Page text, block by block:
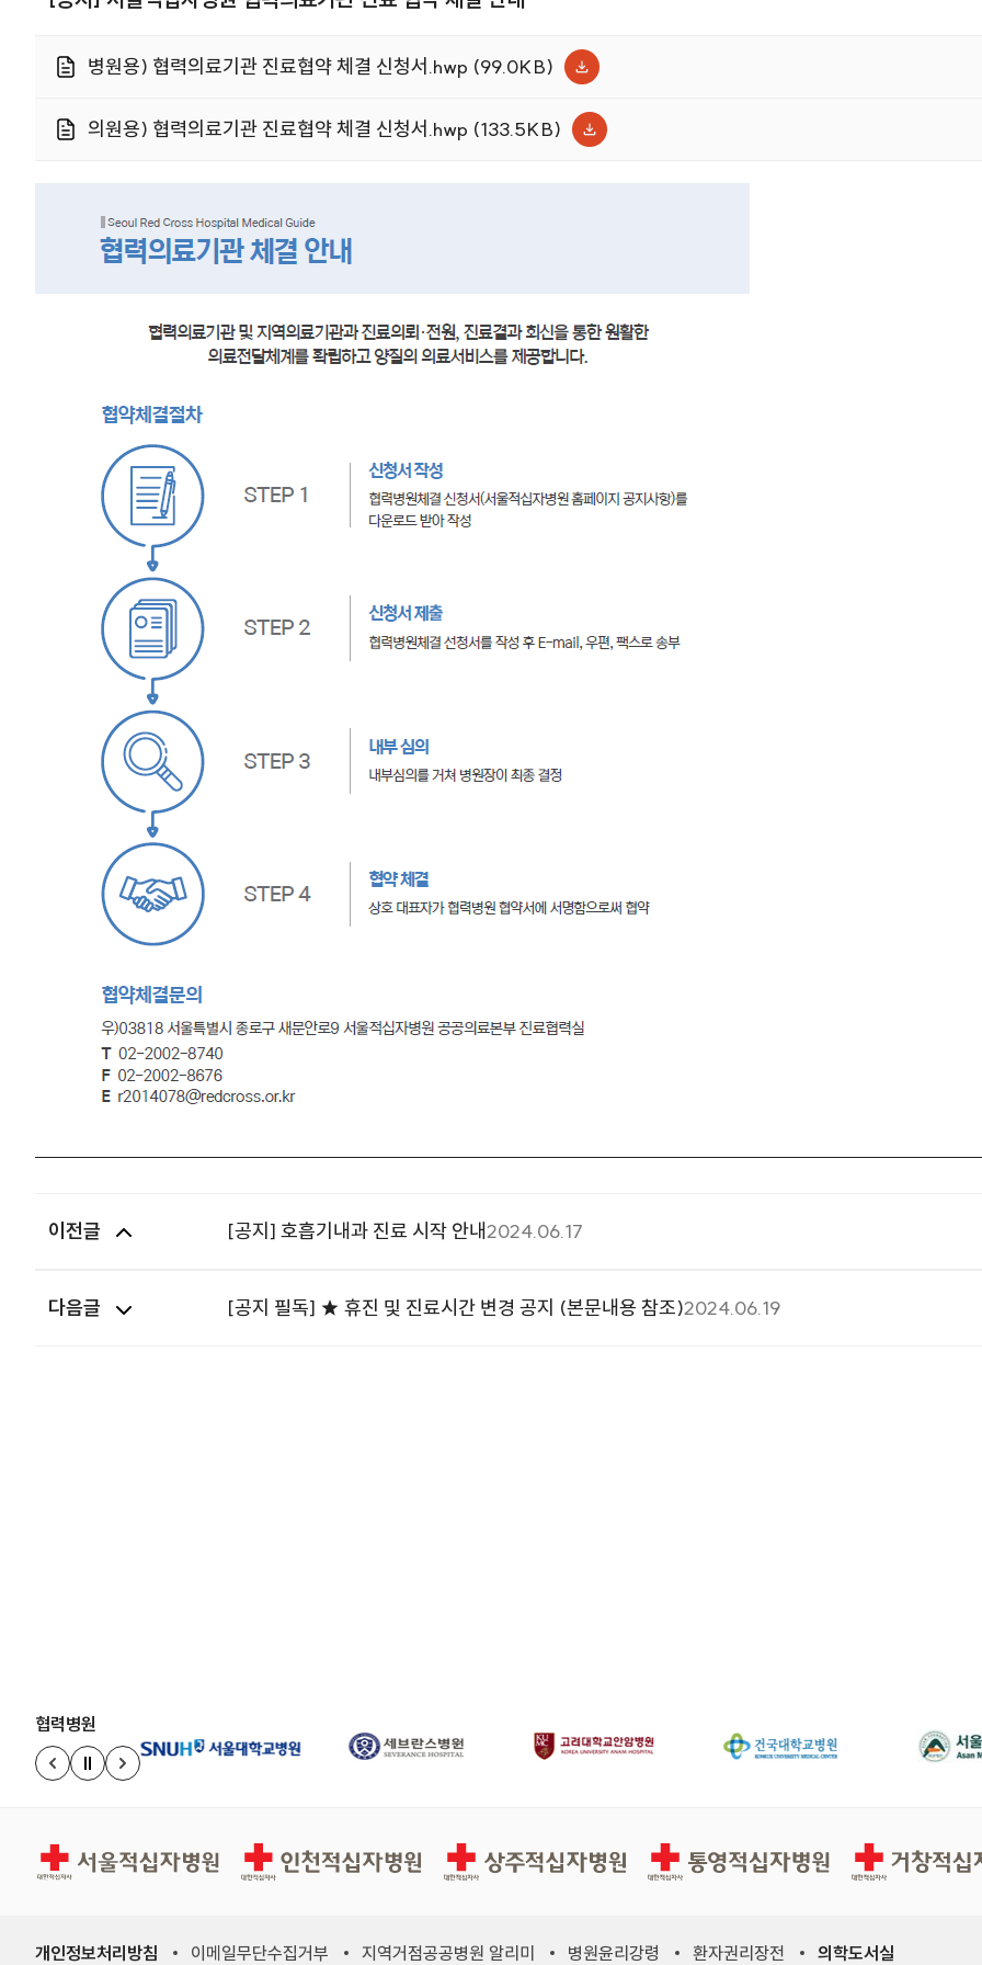
병원용) 협력의료기관 진료협약 체결 신청서.hwp (99.0KB)
의원용) 협력의료기관 진료협약 체결 신청서.hwp (133.5KB)
이전글 [공지] 호흡기내과 진료 시작 안내2024.06.17
다음글 [공지 필독] ★ 휴진 및 진료시간 변경 공지 (본문내용 참조)2024.06.19
협력병원
이전 슬라이드
정지
다음 슬라이드
서울적십자병원 인천적십자병원 상주적십자병원 통영적십자병원 거창적십자병원
개인정보처리방침 이메일무단수집거부 지역거점공공병원 알리미 병원윤리강령 환자권리장전 의학도서실